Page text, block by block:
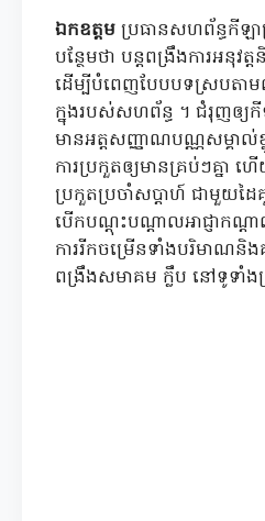
ឯកឧត្តម ប្រធានសហព័ន្ធកីឡា
បន្ថែមថា បន្តពង្រឹងការអនុវ
ដើម្បីបំពេញបែបបទស្របតាមល
ក្នុងរបស់សហព័ន្ធ ។ ជំរុញឲ្យកី
មានអត្តសញ្ញាណបណ្ណសម្គាល់
ការប្រកួតឲ្យមានគ្រប់ៗគ្នា
ប្រកួតប្រចាំសប្តាហ៍ ជាមួយដៃ
បើកបណ្តុះបណ្តាលអាជ្ញាកណ្
ការរីកចម្រើនទាំងបរិមាណនិ
ពង្រឹងសមាគម ក្លឹប នៅទូទាំ